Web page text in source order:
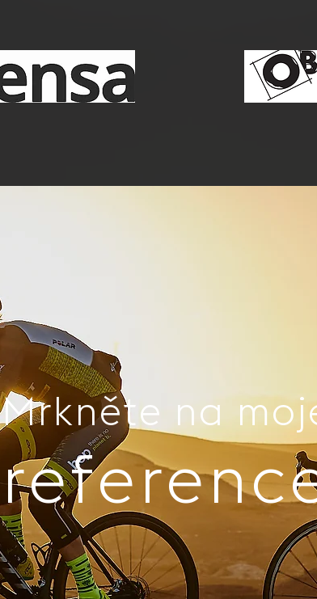
Mrkněte na